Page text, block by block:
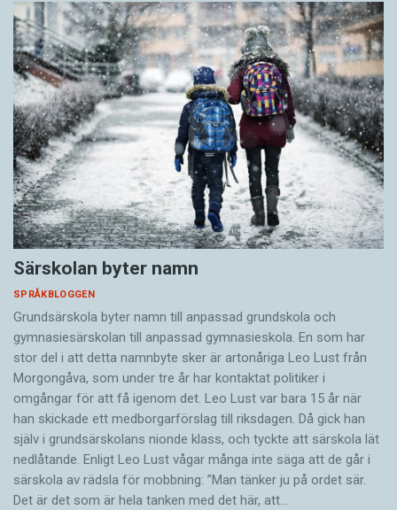
Särskolan byter namn
SPRÅKBLOGGEN
Grundsärskola byter namn till anpassad grundskola och
gymnasiesärskolan till anpassad gymnasieskola. En som har
stor del i att detta namnbyte sker är artonåriga Leo Lust från
Morgongåva, som under tre år har kontaktat politiker i
omgångar för att få igenom det. Leo Lust var bara 15 år när
han skickade ett medborgarförslag till riksdagen. Då gick han
själv i grundsärskolans nionde klass, och tyckte att särskola lät
nedlåtande. Enligt Leo Lust vågar många inte säga att de går i
särskola av rädsla för mobbning: ”Man tänker ju på ordet sär.
Det är det som är hela tanken med det här, att…